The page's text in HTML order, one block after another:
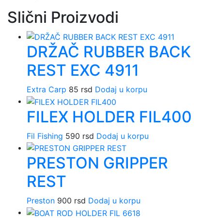
Slični Proizvodi
DRŽAČ RUBBER BACK
REST EXC 4911
Extra Carp 85 rsd Dodaj u korpu
FILEX HOLDER FIL400
Fil Fishing 590 rsd Dodaj u korpu
PRESTON GRIPPER
REST
Preston 900 rsd Dodaj u korpu